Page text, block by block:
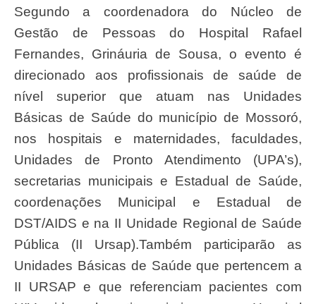
Segundo a coordenadora do Núcleo de
Gestão de Pessoas do Hospital Rafael
Fernandes, Grináuria de Sousa, o evento é
direcionado aos profissionais de saúde de
nível superior que atuam nas Unidades
Básicas de Saúde do município de Mossoró,
nos hospitais e maternidades, faculdades,
Unidades de Pronto Atendimento (UPA’s),
secretarias municipais e Estadual de Saúde,
coordenações Municipal e Estadual de
DST/AIDS e na II Unidade Regional de Saúde
Pública (II Ursap).Também participarão as
Unidades Básicas de Saúde que pertencem a
II URSAP e que referenciam pacientes com